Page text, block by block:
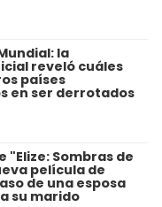
la
reveló cuáles
países
en ser derrotados
"Elize: Sombras de
película de
de una esposa
su marido